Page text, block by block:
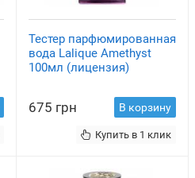
Тестер парфюмированная
вода Lalique Amethyst
100мл (лицензия)
675 грн В корзину
Купить в 1 клик